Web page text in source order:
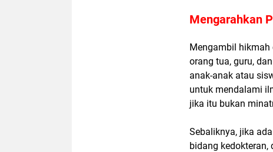
Mengarahkan
Mengambil hikmah
orang tua, guru,
anak-anak atau
untuk mendalami
jika itu bukan
Sebaliknya, jika
bidang